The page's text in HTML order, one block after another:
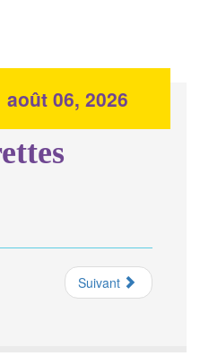
août 06, 2026
Suivant